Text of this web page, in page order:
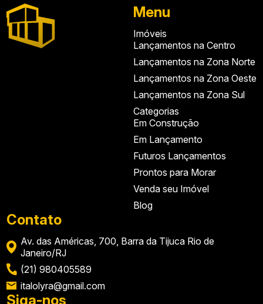
Menu
Imóveis
Lançamentos na Centro
Lançamentos na Zona Norte
Lançamentos na Zona Oeste
Lançamentos na Zona Sul
Categorias
Em Construção
Em Lançamento
Futuros Lançamentos
Prontos para Morar
Venda seu Imóvel
Blog
Contato
Av. das Américas, 700, Barra da Tijuca Rio de
Janeiro/RJ
(21) 980405589
italolyra@gmail.com
Siga-nos